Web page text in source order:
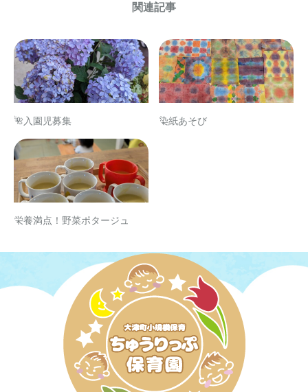
関連記事
🌺入園児募集 染紙あそび
栄養満点！野菜ポタージュ